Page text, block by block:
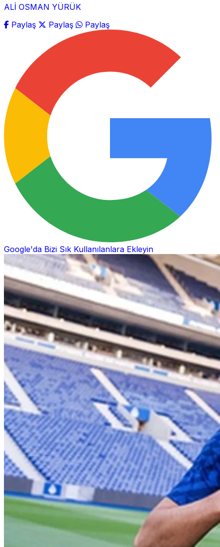
ALİ OSMAN YÜRÜK
Paylaş
Paylaş Paylaş
Google'da Bizi Sık Kullanılanlara Ekleyin